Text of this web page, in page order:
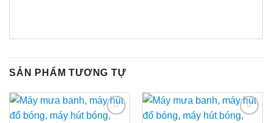
SẢN PHẨM TƯƠNG TỰ